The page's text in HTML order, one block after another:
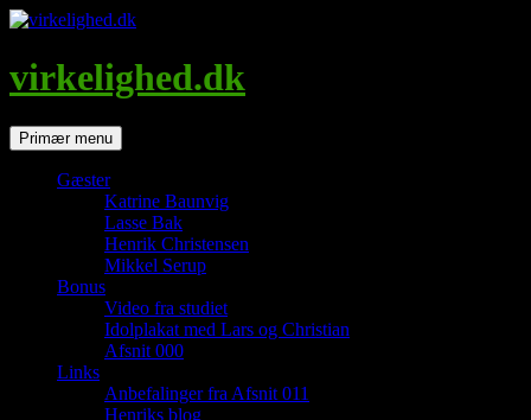
Hop
indhold
virkelighed.dk
SøgPrimær menu
Gæster
Katrine Baunvig
Lasse Bak
Henrik Christensen
Mikkel Serup
Bonus
Video fra studiet
Idolplakat med Lars og Christian
Afsnit 000
Links
Anbefalinger fra Afsnit 011
Henriks blog